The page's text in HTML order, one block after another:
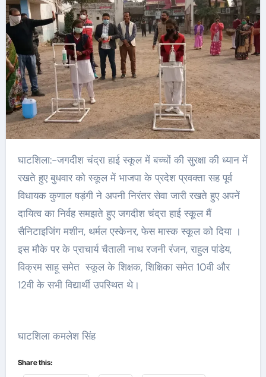
घाटशिला:-जगदीश चंद्रा हाई स्कूल में बच्चों की सुरक्षा की ध्यान में
रखते हुए बुधवार को स्कूल में भाजपा के प्रदेश प्रवक्ता सह पूर्व
विधायक कुणाल षड़ंगी ने अपनी निरंतर सेवा जारी रखते हुए अपनें
दायित्व का निर्वह समझते हुए जगदीश चंद्रा हाई स्कूल मैं
सैनिटाइजिंग मशीन, थर्मल एस्केनर, फेस मास्क स्कूल को दिया ।
इस मौके पर के प्राचार्य चैताली नाथ रजनी रंजन, राहुल पांडेय,
विक्रम साहू समेत स्कूल के शिक्षक, शिक्षिका समेत 10वी और
12वी के सभी विद्यार्थी उपस्थित थे।
घाटशिला कमलेश सिंह
Share this: